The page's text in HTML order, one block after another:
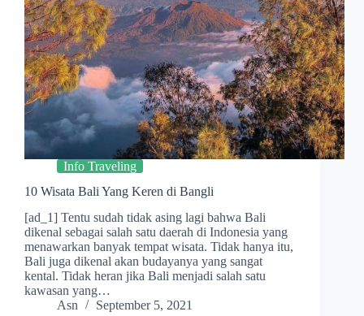
Info Traveling
10 Wisata Bali Yang Keren di Bangli
[ad_1] Tentu sudah tidak asing lagi bahwa Bali
dikenal sebagai salah satu daerah di Indonesia yang
menawarkan banyak tempat wisata. Tidak hanya itu,
Bali juga dikenal akan budayanya yang sangat
kental. Tidak heran jika Bali menjadi salah satu
kawasan yang…
Asn
September 5, 2021